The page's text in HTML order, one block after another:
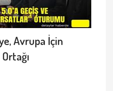
Avrupa İçin